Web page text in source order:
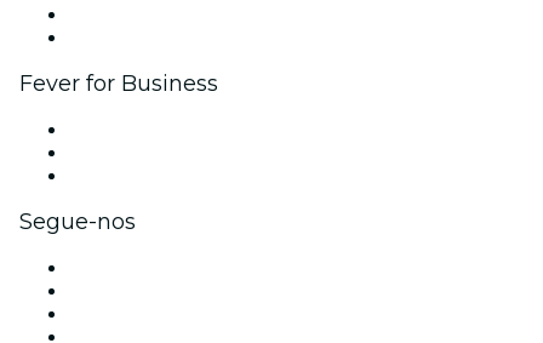
Fever for Business
Segue-nos